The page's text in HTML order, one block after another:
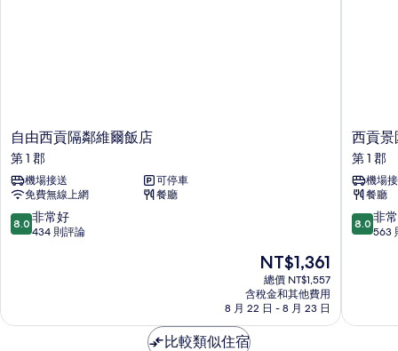
自
由
西
貢
隔
鄰
維
郡
自由西貢隔鄰維爾飯店
第 1 郡
機場接送
可停車
免費無線上網
餐廳
8.0
分，
常
8.0 非常好
434 則評論
現
在
價
格
為
NT$1,361
總價 NT$1,557
含稅金和其他費用
8 月 22 日 - 8 月 23 日
西
貢
景
園
自
由
酒
西貢景
第 1 郡
機場
餐廳
8.0
分，
常
8.0 非
563
比較類似住宿